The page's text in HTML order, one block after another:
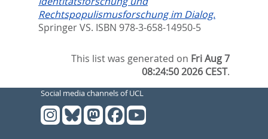
Rechtspopulismusforschung im Dialog.
Springer VS. ISBN 978-3-658-14950-5
This list was generated on Fri Aug 7
08:24:50 2026 CEST.
Social media channels of UCL